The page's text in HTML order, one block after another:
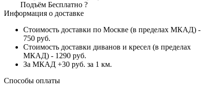
Подъём Бесплатно ?
Информация о доставке
Стоимость доставки по Москве (в пределах МКАД) -
750 руб.
Стоимость доставки диванов и кресел (в пределах
МКАД) - 1290 руб.
За МКАД +30 руб. за 1 км.
Способы оплаты